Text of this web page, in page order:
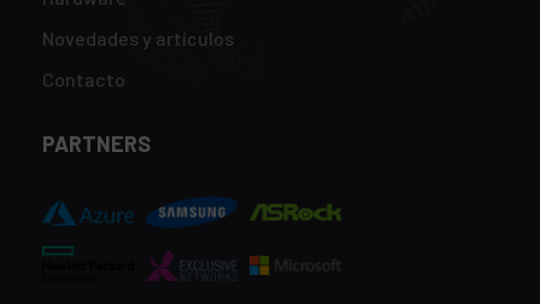
Novedades y artículos
Contacto
PARTNERS